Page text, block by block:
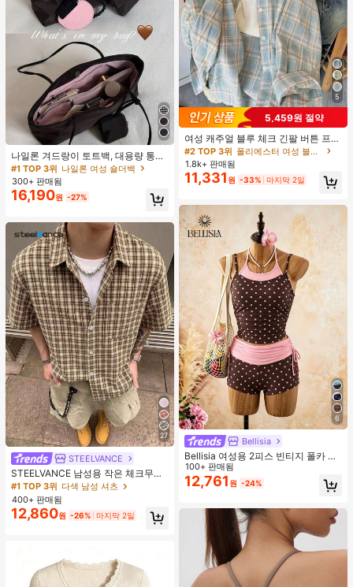
나일론 겨드랑이 토트백, 대용량 통근
숄더백, 작은 메이크업 백 포함, 펜던
트 미포함, 가벼운 일상 핸드백 (펜던
트 미포함)
#1 TOP 3위 나일론 여성 숄더백
300+ 판매됨
16,190원 -27%
27
STEELVANCE
STEELVANCE 남성용 작은 체크무늬
반팔 셔츠, 단일 포켓 클래식 스타일,
격식 또는 캐주얼한 경우, 휴가, 식사,
사무실, 캐주얼 홈웨어에 적합, 다용
도, 편안한 원단 셔츠, 자신에게 입거
#1 TOP 3위 다색 남성 셔츠
400+ 판매됨
12,860원 -26% 마지막 2일
5
5,459원 절약
여성 캐주얼 블루 체크 긴팔 버튼 프론
트 폴리에스터 셔츠, 레귤러 핏, 봄 의
류, 편안한 스타일
#2 TOP 3위
폴리에스터 여성 블라우스
1.8k+ 판매됨
11,331 원 -33% 마지막 2일
6
Bellisia
Bellisia 여성용 2피스 빈티지 폴카 도
트 프린트 스파게티 스트랩 탱크 탑 및
드로스트링 반바지 비키니 세트, 여름
해변 휴가에 적합
100+ 판매됨
12,761 원 -24%